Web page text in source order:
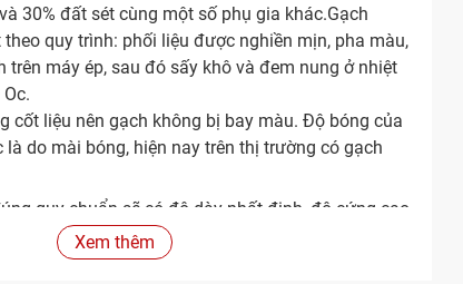
30% đất sét cùng một số phụ gia khác.Gạch
quy trình: phối liệu được nghiền mịn, pha màu,
trên máy ép, sau đó sấy khô và đem nung ở nhiệt
cốt liệu nên gạch không bị bay màu. Độ bóng của
do mài bóng, hiện nay trên thị trường có gạch
quy chuẩn sẽ có độ dày nhất định, độ cứng cao
(nhỏ hơn 0,05%). Do kết cấu nén chặt nên xương
rỗng (mao mạch) và không bị rạn nứt, ố mốc hay
Xem thêm